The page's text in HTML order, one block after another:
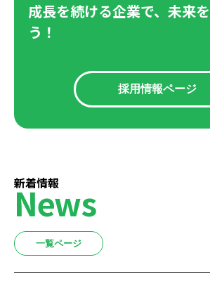
成長を続ける企業で、未来
う！
採用情報ページ
新着情報
News
一覧ページ